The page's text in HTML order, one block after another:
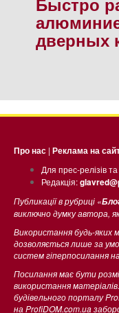
дверных
Про нас | Реклама на
Для прес-релізів
Редакція:
Публикації в рубриці «
виключно думку автора,
Використання будь-яких
дозволяється лише за
систем гіперпосилання
Посилання має бути
використання
будівельного порталу
на ProfiDOM.com.ua